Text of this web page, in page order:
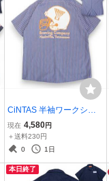
CiNTAS 半袖ワークシャ
ツ L●YAZOO Brewing Co
mpany NASHVILLE Tenn
essee BEER ビール●洗濯
着7691
現在 4,580円
＋送料230円
0
1日
本日終了